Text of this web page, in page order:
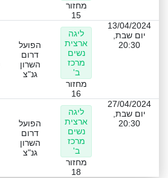
מחזור
15
13/04/2024
יום שבת,
20:30
ליגה
ארצית
נשים
מרכז
ב'
מחזור
16
הפועל
דרום
השרון
גנ"צ
27/04/2024
יום שבת,
20:30
ליגה
ארצית
נשים
מרכז
ב'
מחזור
18
הפועל
דרום
השרון
גנ"צ